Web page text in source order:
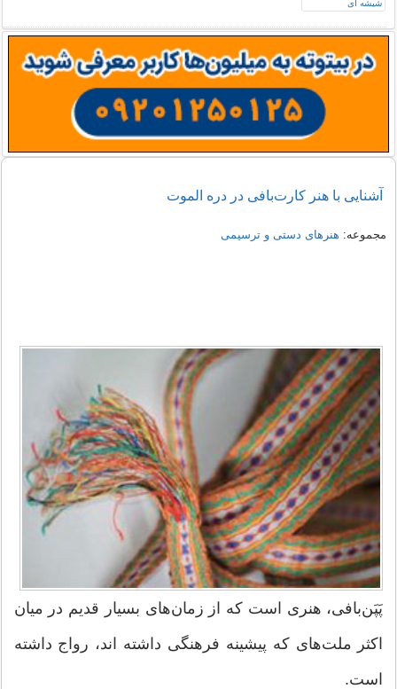
آشنایی با هنر کارت‌بافی در دره الموت
مجموعه: هنرهای دستی و ترسیمی
پَپَن‌بافی، هنری است که از زمان‌های بسیار قدیم در میان
اکثر ملت‌های که پیشینه فرهنگی داشته اند، رواج داشته
است.